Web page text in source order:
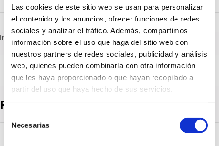
Las cookies de este sitio web se usan para personalizar
el contenido y los anuncios, ofrecer funciones de redes
sociales y analizar el tráfico. Además, compartimos
información sobre el uso que haga del sitio web con
nuestros partners de redes sociales, publicidad y análisis
web, quienes pueden combinarla con otra información
que les haya proporcionado o que hayan recopilado a
partir del uso que haya hecho de sus servicios.
Necesarias
CatalogoGeneral-EN.pdf
Descargar
Serie_1500_Europe.pdf
Descargar
Información destacada Detalles técnicos Vista 3D
Productos destacados